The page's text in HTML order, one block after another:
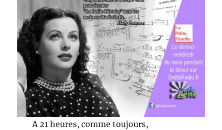
A 21 heures, comme toujours,